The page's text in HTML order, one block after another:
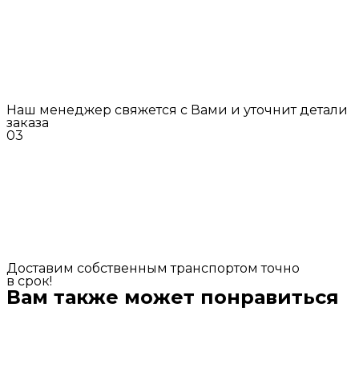
Наш менеджер свяжется с Вами и уточнит детали
заказа
03
Доставим собственным транспортом точно
в срок!
Вам также может понравиться